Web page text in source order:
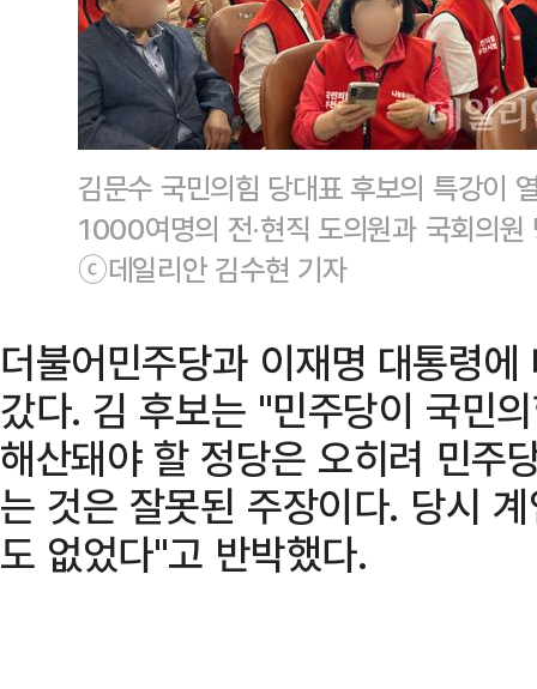
김문수 국민의힘 당대표 후보의 특강이
1000여명의 전·현직 도의원과 국회의
ⓒ데일리안 김수현 기자
더불어민주당과 이재명 대통령
갔다. 김 후보는 "민주당이 국민
해산돼야 할 정당은 오히려 민주
는 것은 잘못된 주장이다. 당시
도 없었다"고 반박했다.